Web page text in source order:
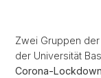
Zwei Gruppen
der Universität
Corona-